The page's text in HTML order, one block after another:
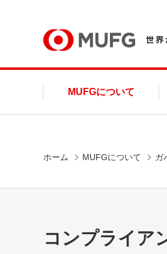
MUFGについて
ホーム MUFGについて ガ
コンプライア